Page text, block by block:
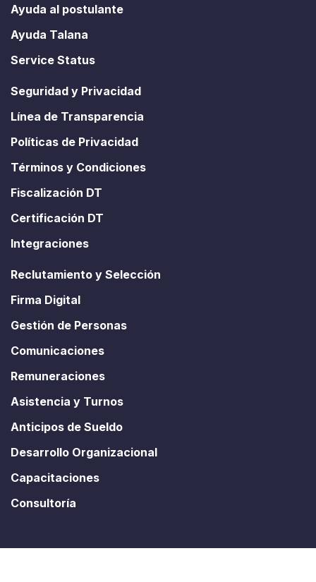
Ayuda al postulante
Ayuda Talana
Service Status
Seguridad y Privacidad
Línea de Transparencia
Políticas de Privacidad
Términos y Condiciones
Fiscalización DT
Certificación DT
Integraciones
Reclutamiento y Selección
Firma Digital
Gestión de Personas
Comunicaciones
Remuneraciones
Asistencia y Turnos
Anticipos de Sueldo
Desarrollo Organizacional
Capacitaciones
Consultoría